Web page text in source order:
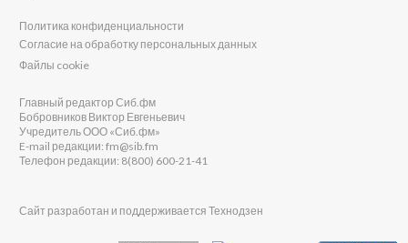
Политика конфиденциальности
Согласие на обработку персональных данных
Файлы cookie
Главный редактор Сиб.фм
Бобровников Виктор Евгеньевич
Учредитель ООО «Сиб.фм»
E-mail редакции: fm@sib.fm
Телефон редакции: 8(800) 600-21-41
Сайт разработан и поддерживается Технодзен